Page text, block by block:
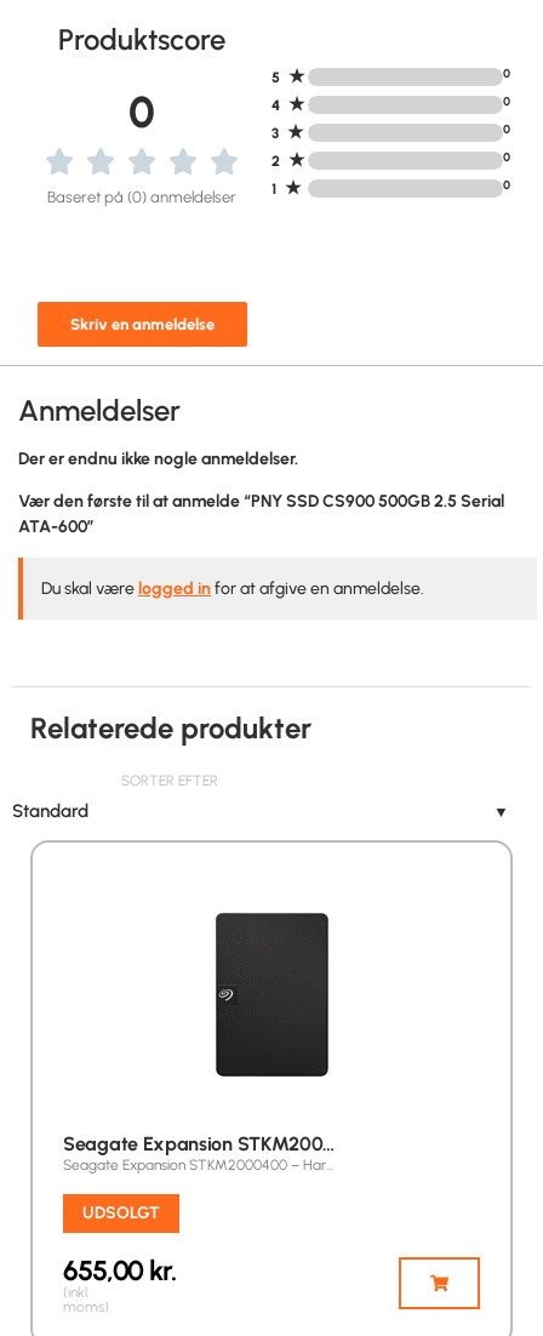
Produktscore
0
Baseret på (0) anmeldelser
Skriv en anmeldelse
5 ★ 0
4 ★ 0
3 ★ 0
2 ★ 0
1 ★ 0
Anmeldelser
Der er endnu ikke nogle anmeldelser.
Vær den første til at anmelde “PNY SSD CS900 500GB 2.5 Serial
ATA-600”
Du skal være logged infor at afgive en anmeldelse.
Relaterede produkter
SORTER EFTER
Standard ▼
Seagate Expansion STKM200…
Seagate Expansion STKM2000400 – Har…
UDSOLGT
655,00kr.
(inkl.
moms)